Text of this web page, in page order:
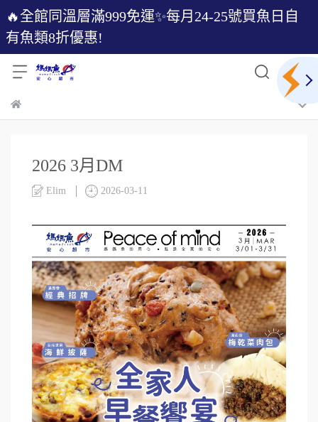
🔥全館同溫層滿999免運✨每月24-25號買魚日自
有魚類8折優惠!
2026 3月DM
Elim 2026-03-11